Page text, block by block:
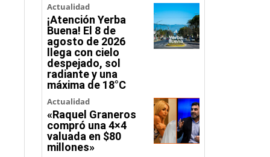
Actualidad
¡Atención Yerba
Buena! El 8 de
agosto de 2026
llega con cielo
despejado, sol
radiante y una
máxima de 18°C
Actualidad
«Raquel Graneros
compró una 4×4
valuada en $80
millones»